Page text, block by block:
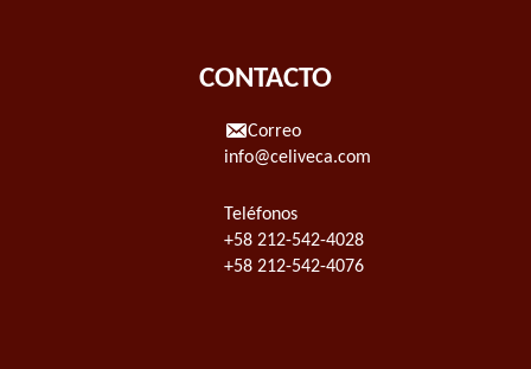
CONTACTO
Correo
info@celiveca.com
Teléfonos
+58 212-542-4028
+58 212-542-4076